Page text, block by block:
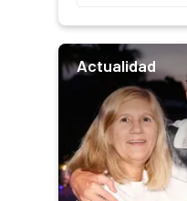
Actualidad